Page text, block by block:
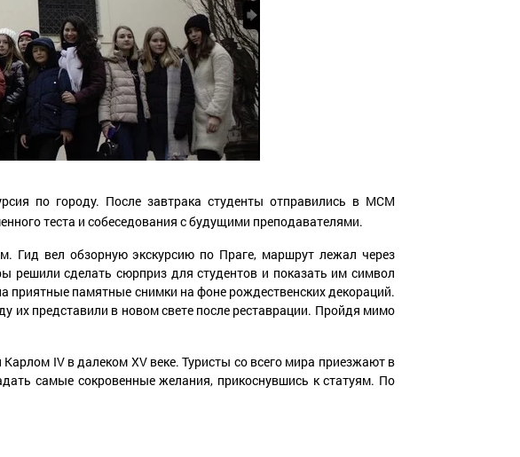
по городу. После завтрака студенты отправились в МСМ
теста и собеседования с будущими преподавателями.
Гид вел обзорную экскурсию по Праге, маршрут лежал через
решили сделать сюрприз для студентов и показать им символ
приятные памятные снимки на фоне рождественских декораций.
их представили в новом свете после реставрации. Пройдя мимо
IV в далеком XV веке. Туристы со всего мира приезжают в
самые сокровенные желания, прикоснувшись к статуям. По